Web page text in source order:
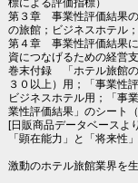
第３章 事業性評価結果
の旅館；ビジネスホテル
第４章 事業性評価結果
資につなげるための経営
巻末付録 「ホテル旅館
３０以上）用；「事業性
ビジネスホテル用；「事
業性評価結果」のシート
[日販商品データベースよ
「顕在能力」と「将来性
激動のホテル旅館業界を